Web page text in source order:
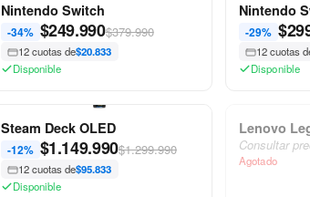
Nintendo Switch
-34% $249.990$379.990
12 cuotas de$20.833
Disponible
Nintendo
-29% $
12 cuotas
Disponible
Steam Deck OLED
-12% $1.149.990$1.299.990
12 cuotas de$95.833
Disponible
Lenovo
Consultar
Agotado